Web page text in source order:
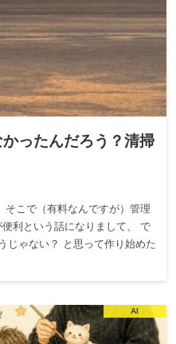
ったんだろう？清掃
そこで（有料なんですが）管理
利という話になりまして、 で
じゃない？ と思って作り始めた
AI